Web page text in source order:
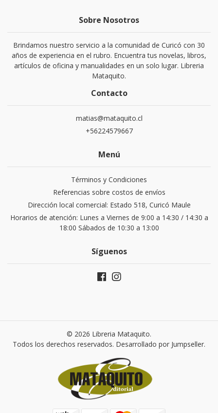
Sobre Nosotros
Brindamos nuestro servicio a la comunidad de Curicó con 30
años de experiencia en el rubro. Encuentra tus novelas, libros,
artículos de oficina y manualidades en un solo lugar. Libreria
Mataquito.
Contacto
matias@mataquito.cl
+56224579667
Menú
Términos y Condiciones
Referencias sobre costos de envíos
Dirección local comercial: Estado 518, Curicó Maule
Horarios de atención: Lunes a Viernes de 9:00 a 14:30 / 14:30 a
18:00 Sábados de 10:30 a 13:00
Síguenos
© 2026 Libreria Mataquito.
Todos los derechos reservados. Desarrollado por Jumpseller.